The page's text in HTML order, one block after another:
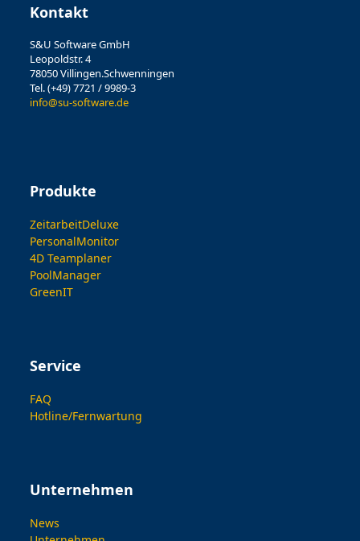
Kontakt
S&U Software GmbH
Leopoldstr. 4
78050 Villingen.Schwenningen
Tel. (+49) 7721 / 9989-3
info@su-software.de
Produkte
ZeitarbeitDeluxe
PersonalMonitor
4D Teamplaner
PoolManager
GreenIT
Service
FAQ
Hotline/Fernwartung
Unternehmen
News